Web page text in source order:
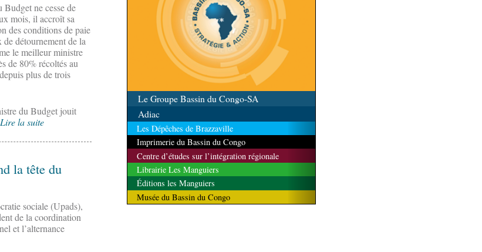
ne cesse de
mois, il accroît sa
des conditions de paie
de détournement de la
le meilleur ministre
de 80% récoltés au
plus de trois
du Budget jouit
Lire la suite
la tête du
sociale (Upads),
de la coordination
et l’alternance
Le Groupe Bassin du Congo-SA
Adiac
Les Dépêches de Brazzaville
Imprimerie du Bassin du Congo
Centre d’études sur l’intégration régionale
Librairie Les Manguiers
Éditions les Manguiers
Musée du Bassin du Congo